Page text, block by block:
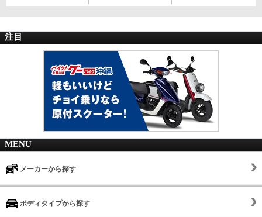
注目
MENU
メーカーから探す
ボディタイプから探す